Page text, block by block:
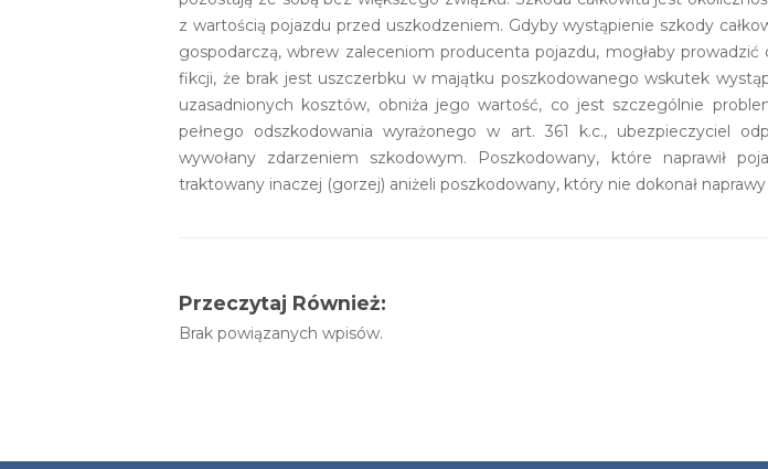
z wartością pojazdu przed uszkodzeniem. Gdyby wystąpienie szkody
gospodarczą, wbrew zaleceniom producenta pojazdu, mogłaby
fikcji, że brak jest uszczerbku w majątku poszkodowanego wskutek
uzasadnionych kosztów, obniża jego wartość, co jest szczególnie
pełnego odszkodowania wyrażonego w art. 361 k.c., ubezpieczyciel
wywołany zdarzeniem szkodowym. Poszkodowany, które naprawił
traktowany inaczej (gorzej) aniżeli poszkodowany, który nie dokonał naprawy
Przeczytaj Również:
Brak powiązanych wpisów.